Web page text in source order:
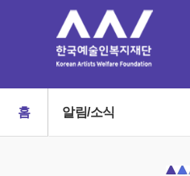
홈 알림/소식